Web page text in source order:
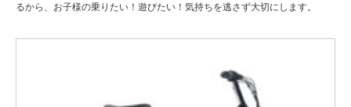
るから、お子様の乗りたい！遊びたい！気持ちを逃さず大切にします。